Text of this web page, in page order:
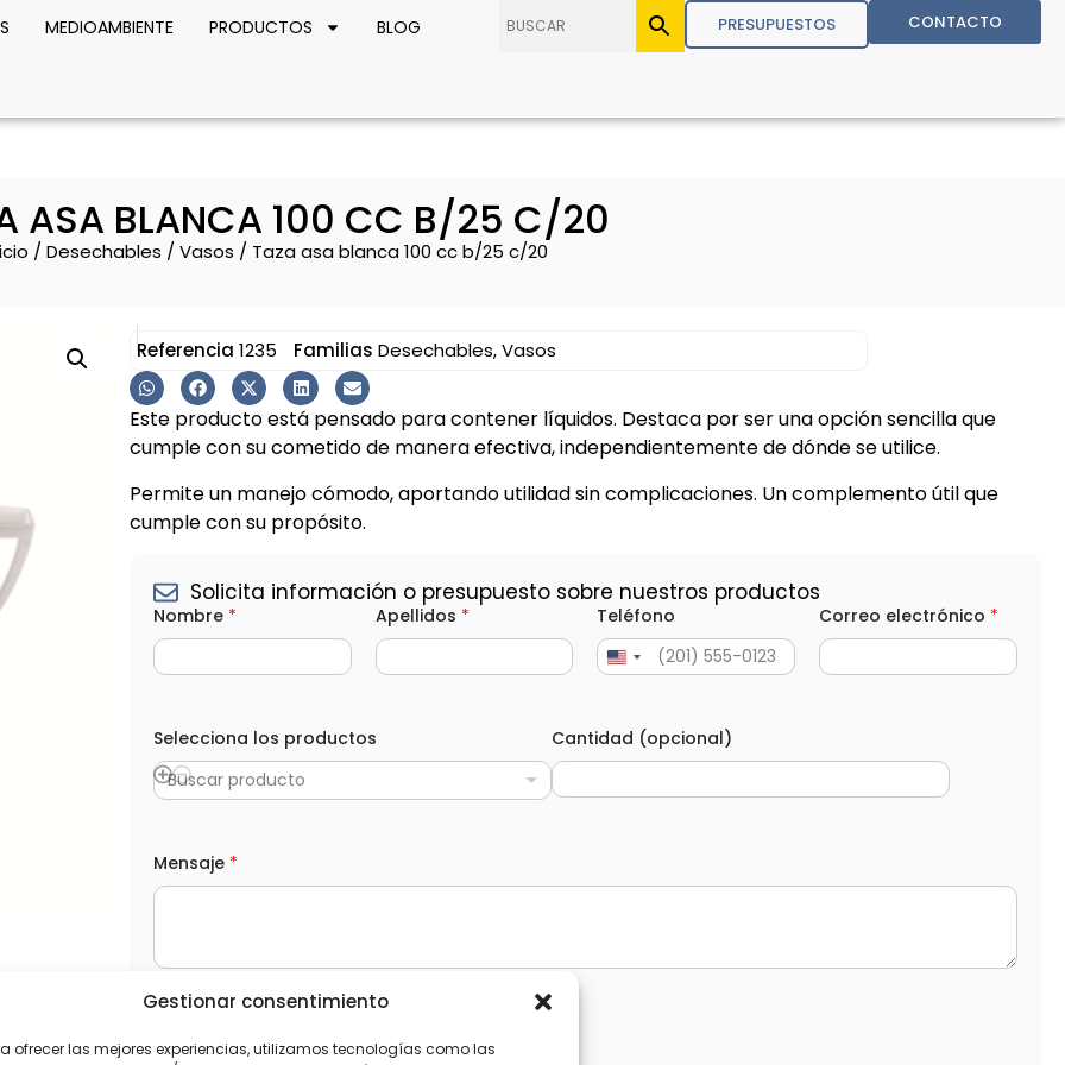
Gestionar consentimiento
ofrecer las mejores experiencias, utilizamos tecnologías como las
MEDIOAMBIENTE PRODUCTOS BLOG PRESUPUESTOS CONTACTO
ASA BLANCA 100 CC B/25 C/20
/ Desechables / Vasos / Taza asa blanca 100 cc b/25 c/20
Referencia 1235 Familias Desechables,Vasos
Este producto está pensado para contener líquidos. Destaca por ser una opción sencilla que
cumple con su cometido de manera efectiva, independientemente de dónde se utilice.
Permite un manejo cómodo, aportando utilidad sin complicaciones. Un complemento útil que
cumple con su propósito.
Solicita información o presupuesto sobre nuestros productos
Nombre * Apellidos * Teléfono Correo electrónico *
Selecciona los productos
Buscar producto
Cantidad (opcional)
e
n
e
p
l
Mensaje *
L
P
He leído y acepto laPolítica de privacidad